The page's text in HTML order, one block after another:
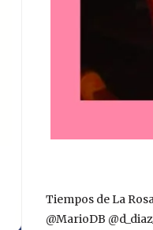
Tiempos de La
@MarioDB